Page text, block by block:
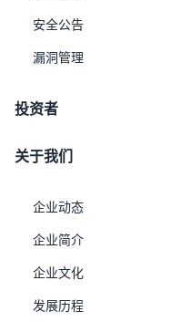
安全公告
漏洞管理
投资者
关于我们
企业动态
企业简介
企业文化
发展历程